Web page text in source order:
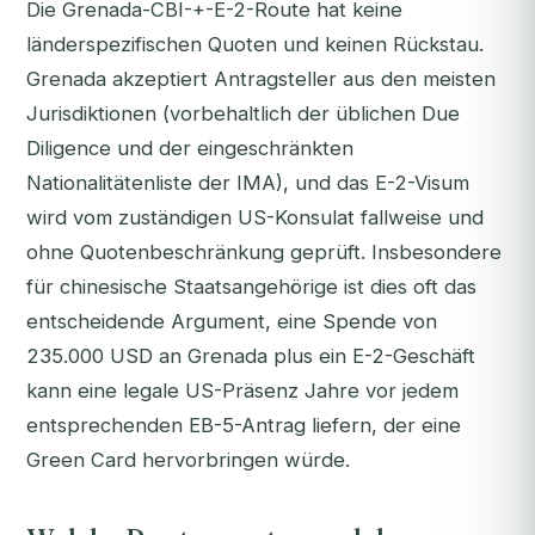
Die Grenada-CBI-+-E-2-Route hat keine
länderspezifischen Quoten und keinen Rückstau.
Grenada akzeptiert Antragsteller aus den meisten
Jurisdiktionen (vorbehaltlich der üblichen Due
Diligence und der eingeschränkten
Nationalitätenliste der IMA), und das E-2-Visum
wird vom zuständigen US-Konsulat fallweise und
ohne Quotenbeschränkung geprüft. Insbesondere
für chinesische Staatsangehörige ist dies oft das
entscheidende Argument, eine Spende von
235.000 USD an Grenada plus ein E-2-Geschäft
kann eine legale US-Präsenz Jahre vor jedem
entsprechenden EB-5-Antrag liefern, der eine
Green Card hervorbringen würde.